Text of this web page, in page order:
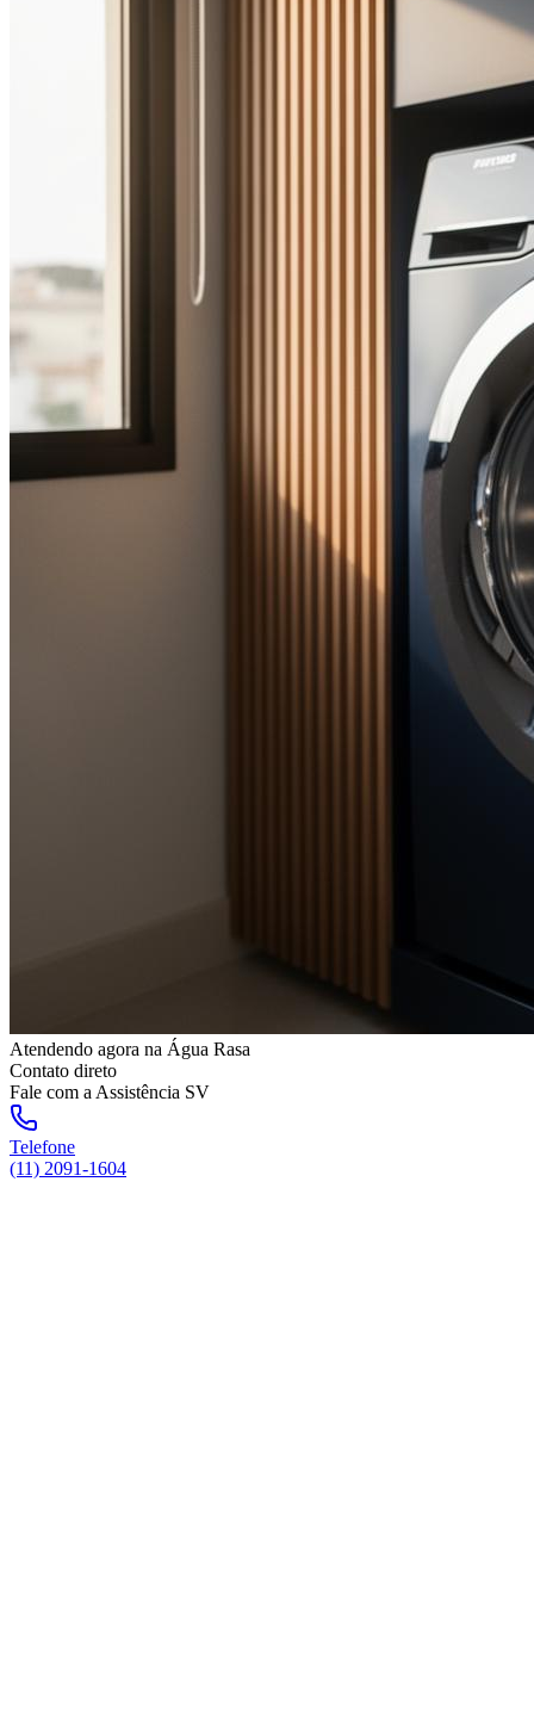
Atendendo agora na Água Rasa
Contato direto
Fale com a Assistência SV
Telefone
(11) 2091-1604